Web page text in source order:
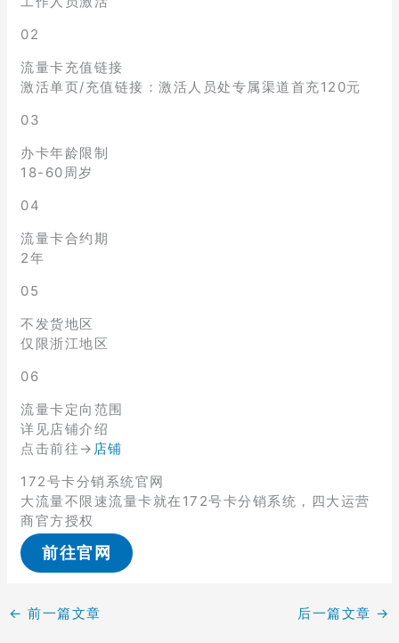
02
流量卡充值链接
激活单页/充值链接：激活人员处专属渠道首充120元
03
办卡年龄限制
18-60周岁
04
流量卡合约期
2年
05
不发货地区
仅限浙江地区
06
流量卡定向范围
详见店铺介绍
点击前往→ 店铺
172号卡分销系统官网
大流量不限速流量卡就在172号卡分销系统，四大运营
商官方授权
前往官网
← 前一篇文章 后一篇文章 →